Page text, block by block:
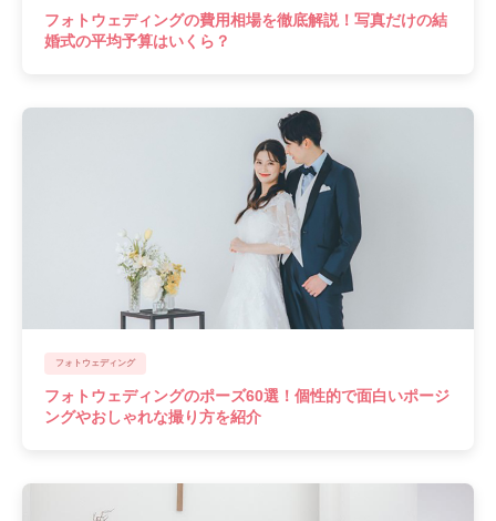
フォトウェディングの費用相場を徹底解説！写真だけの結
婚式の平均予算はいくら？
フォトウェディング
フォトウェディングのポーズ60選！個性的で面白いポージ
ングやおしゃれな撮り方を紹介